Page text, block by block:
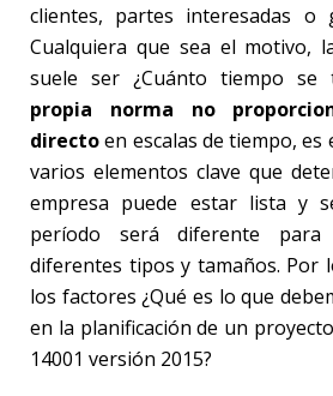
clientes, partes interesadas o
Cualquiera que sea el motivo,
suele ser ¿Cuánto tiempo se
propia norma no
directoen escalas de tiempo, es
varios elementos clave que
empresa puede estar lista y
período será diferente
diferentes tipos y tamaños. Por
los factores ¿Qué es lo que
en la planificación de un
14001 versión 2015?